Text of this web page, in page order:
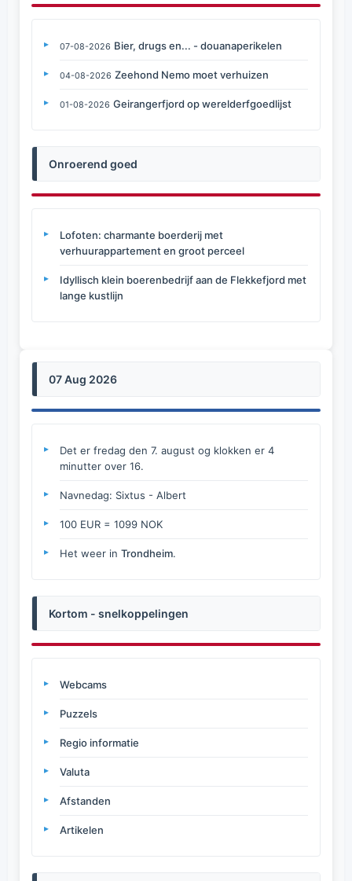
07-08-2026 Bier, drugs en... - douanaperikelen
04-08-2026 Zeehond Nemo moet verhuizen
01-08-2026 Geirangerfjord op werelderfgoedlijst
Onroerend goed
Lofoten: charmante boerderij met
verhuurappartement en groot perceel
Idyllisch klein boerenbedrijf aan de Flekkefjord met
lange kustlijn
07 Aug 2026
Det er fredag den 7. august og klokken er 4
minutter over 16.
Navnedag: Sixtus - Albert
100 EUR = 1099 NOK
Het weer in Trondheim.
Kortom - snelkoppelingen
Webcams
Puzzels
Regio informatie
Valuta
Afstanden
Artikelen